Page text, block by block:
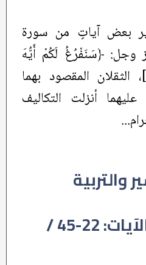
بعض آياتٍ من سورة
وجل: ﴿سَنَفْرُغُ لَكُمْ أَيُّهَ
الثَّقَلَانِ﴾ [الرحمن:31]، الثقلان المقصود بهما
أنزلت التكاليف
والتربية
سورة الرحمن، الآيات: 22-45 /